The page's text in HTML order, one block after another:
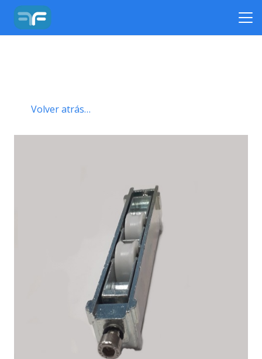
Volver atrás…